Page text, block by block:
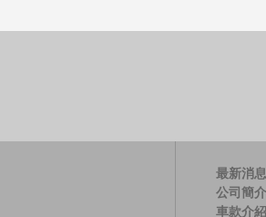
最新消息
公司簡介
車款介紹